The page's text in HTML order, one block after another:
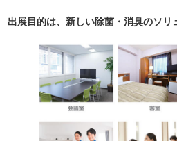
出展目的は、新しい除菌・消臭のソリ